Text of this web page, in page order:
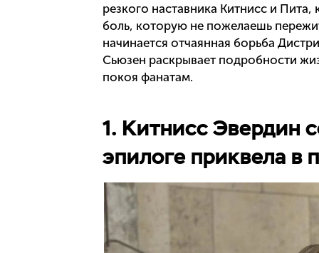
резкого наставника Китнисс и
боль, которую не пожелаешь
начинается отчаянная борьба
Сьюзен раскрывает подробности
покоя фанатам.
1. Китнисс Эвердин
эпилоге приквела в